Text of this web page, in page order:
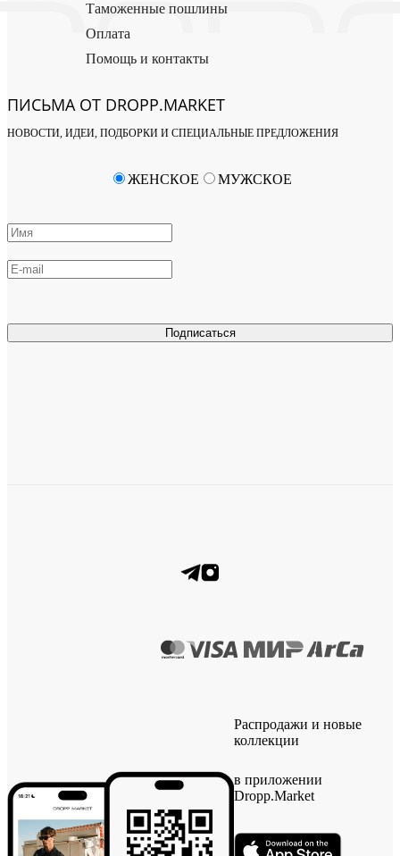
Таможенные пошлины
Оплата
Помощь и контакты
ПИСЬМА ОТ DROPP.MARKET
НОВОСТИ, ИДЕИ, ПОДБОРКИ И СПЕЦИАЛЬНЫЕ ПРЕДЛОЖЕНИЯ
Подписаться
ЖЕНСКОЕ МУЖСКОЕ
Распродажи и новые
коллекции
в приложении
Dropp.Market